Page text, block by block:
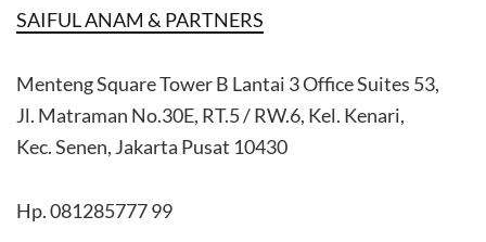
SAIFUL ANAM & PARTNERS
Menteng Square Tower B Lantai 3 Office Suites 53,
Jl. Matraman No.30E, RT.5 / RW.6, Kel. Kenari,
Kec. Senen, Jakarta Pusat 10430
Hp. 081285777 99